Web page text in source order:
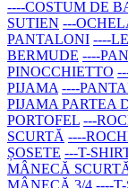
----COSTUM DE
SUTIEN ---
PANTALONI ----
BERMUDE ----
PINOCCHIETTO
PIJAMA ----
PIJAMA PARTEA
PORTOFEL ---
SCURTĂ ----
ȘOSETE ---T-
MÂNECĂ
MÂNECĂ 3/4 ----